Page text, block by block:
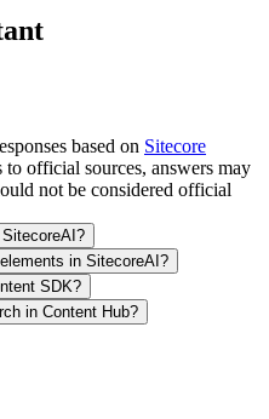
based on Sitecore
to official sources, answers may
not be considered official
in SitecoreAI?
SDK?
in Content Hub?